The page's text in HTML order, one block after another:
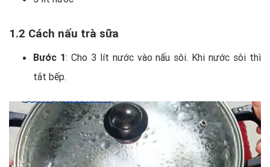
1.2 Cách nấu trà sữa
Bước 1: Cho 3 lít nước vào nấu sôi. Khi nước sôi thì
tắt bếp.